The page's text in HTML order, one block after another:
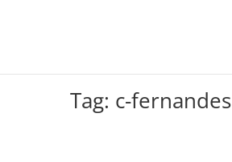
Tag: c-fernandes